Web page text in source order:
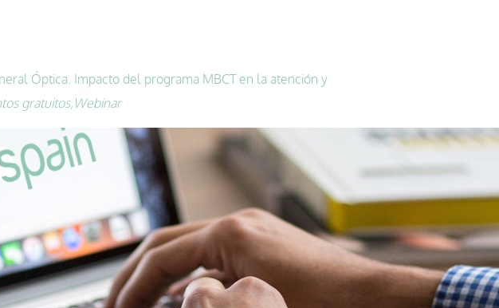
Óptica. Impacto del programa MBCT en la atención y
gratuitos,Webinar